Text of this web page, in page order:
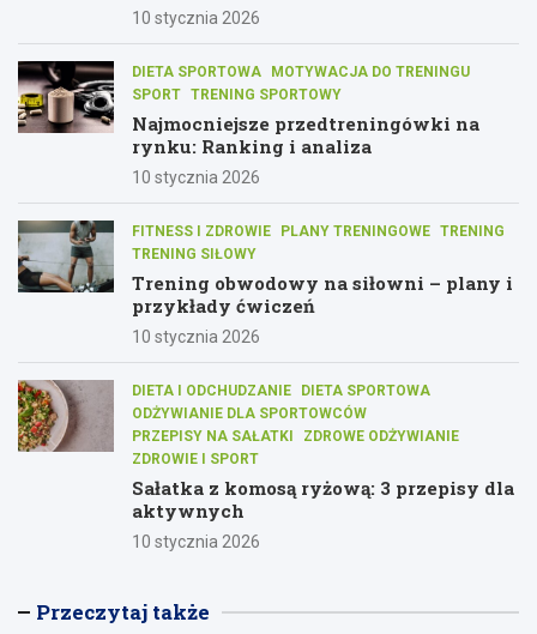
10 stycznia 2026
DIETA SPORTOWA
MOTYWACJA DO TRENINGU
SPORT TRENING SPORTOWY
Najmocniejsze przedtreningówki na
rynku: Ranking i analiza
10 stycznia 2026
FITNESS I ZDROWIE PLANY TRENINGOWE TRENING
TRENING SIŁOWY
Trening obwodowy na siłowni – plany i
przykłady ćwiczeń
10 stycznia 2026
DIETA I ODCHUDZANIE
DIETA SPORTOWA
ODŻYWIANIE DLA SPORTOWCÓW
PRZEPISY NA SAŁATKI
ZDROWE ODŻYWIANIE
ZDROWIE I SPORT
Sałatka z komosą ryżową: 3 przepisy dla
aktywnych
10 stycznia 2026
Przeczytaj także